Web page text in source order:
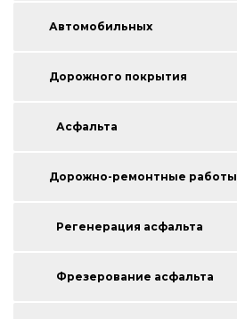
Автомобильных
Дорожного покрытия
Асфальта
Дорожно-ремонтные работы
Регенерация асфальта
Фрезерование асфальта